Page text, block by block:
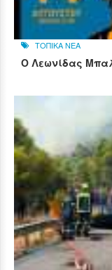
ΤΟΠΙΚΑ ΝΕΑ
Ο Λεωνίδας